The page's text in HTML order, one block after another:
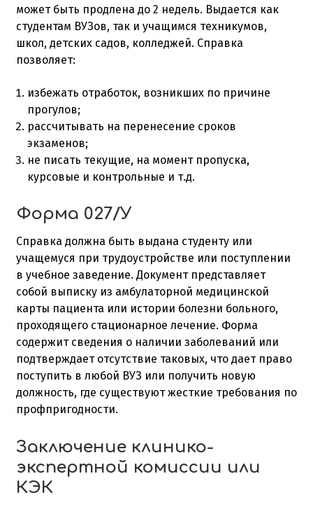
может быть продлена до 2 недель. Выдается как
студентам ВУЗов, так и учащимся техникумов,
школ, детских садов, колледжей. Справка
позволяет:
избежать отработок, возникших по причине
прогулов;
рассчитывать на перенесение сроков
экзаменов;
не писать текущие, на момент пропуска,
курсовые и контрольные и т.д.
Форма 027/У
Справка должна быть выдана студенту или
учащемуся при трудоустройстве или поступлении
в учебное заведение. Документ представляет
собой выписку из амбулаторной медицинской
карты пациента или истории болезни больного,
проходящего стационарное лечение. Форма
содержит сведения о наличии заболеваний или
подтверждает отсутствие таковых, что дает право
поступить в любой ВУЗ или получить новую
должность, где существуют жесткие требования по
профпригодности.
Заключение клинико-
экспертной комиссии или
КЭК